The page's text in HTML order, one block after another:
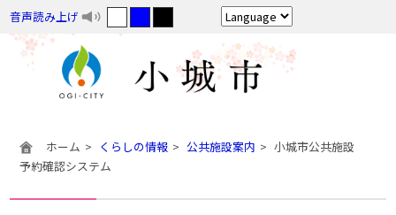
音声読み上げ
ホーム くらしの情報 公共施設案内
小城市公共施設
予約確認システム